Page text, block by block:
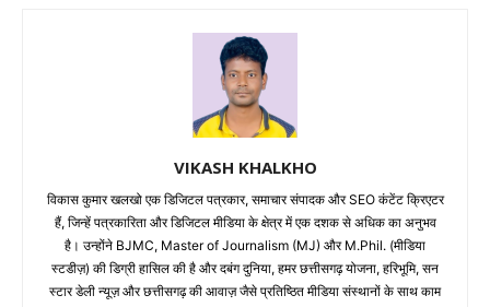
VIKASH KHALKHO
विकास कुमार खलखो एक डिजिटल पत्रकार, समाचार संपादक और SEO कंटेंट क्रिएटर
हैं, जिन्हें पत्रकारिता और डिजिटल मीडिया के क्षेत्र में एक दशक से अधिक का अनुभव
है। उन्होंने BJMC, Master of Journalism (MJ) और M.Phil. (मीडिया
स्टडीज़) की डिग्री हासिल की है और दबंग दुनिया, हमर छत्तीसगढ़ योजना, हरिभूमि, सन
स्टार डेली न्यूज़ और छत्तीसगढ़ की आवाज़ जैसे प्रतिष्ठित मीडिया संस्थानों के साथ काम